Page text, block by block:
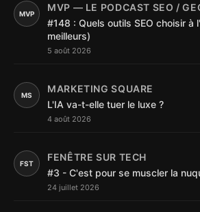
MVP
MVP — LE PODCAST SEO /
#148 : Quels outils SEO choisir à
meilleurs)
5 août 2026
MS
MARKETING SQUARE
L'IA va-t-elle tuer le luxe ?
4 août 2026
FST
FENÊTRE SUR TECH
#3 - C'est pour se muscler la
24 juillet 2026